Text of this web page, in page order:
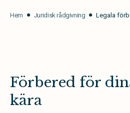
Hem Juridisk rådgivning Legala
Förbered för
kära